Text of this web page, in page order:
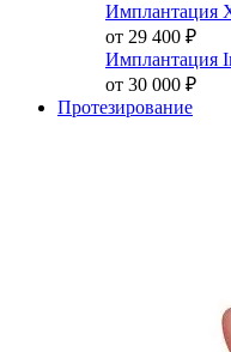
Имплантация
от 29 400 ₽
Имплантация
от 30 000 ₽
Протезирование